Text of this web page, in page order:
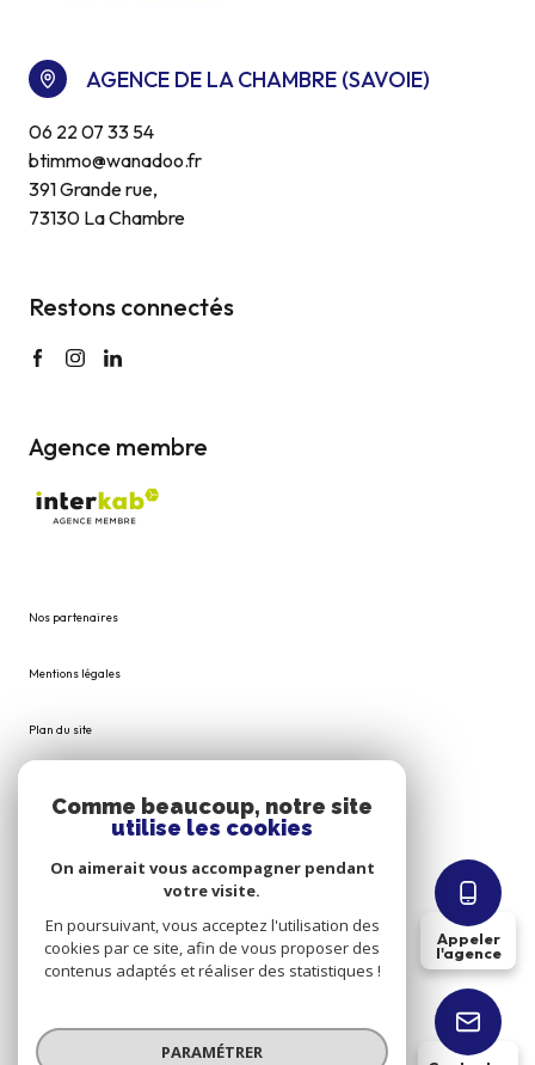
Appeler
l'agence
AGENCE DE LA CHAMBRE (SAVOIE)
06 22 07 33 54
btimmo@wanadoo.fr
391 Grande rue,
73130 La Chambre
Restons connectés
Agence membre
Nos partenaires
Mentions légales
Plan du site
Cookies
© 2026 | Tous droits réservés
Comme beaucoup, notre site
utilise les cookies
On aimerait vous accompagner pendant
votre visite.
En poursuivant, vous acceptez l'utilisation des
cookies par ce site, afin de vous proposer des
contenus adaptés et réaliser des statistiques !
PARAMÉTRER